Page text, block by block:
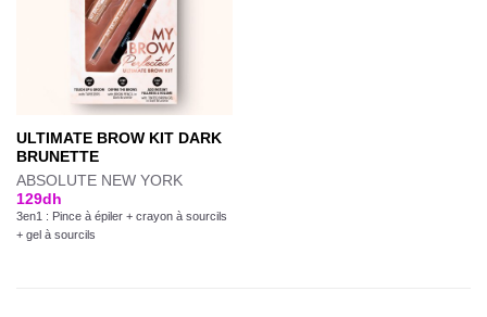
ULTIMATE BROW KIT DARK
BRUNETTE
ABSOLUTE NEW YORK
129dh
3en1 : Pince à épiler + crayon à sourcils
+ gel à sourcils